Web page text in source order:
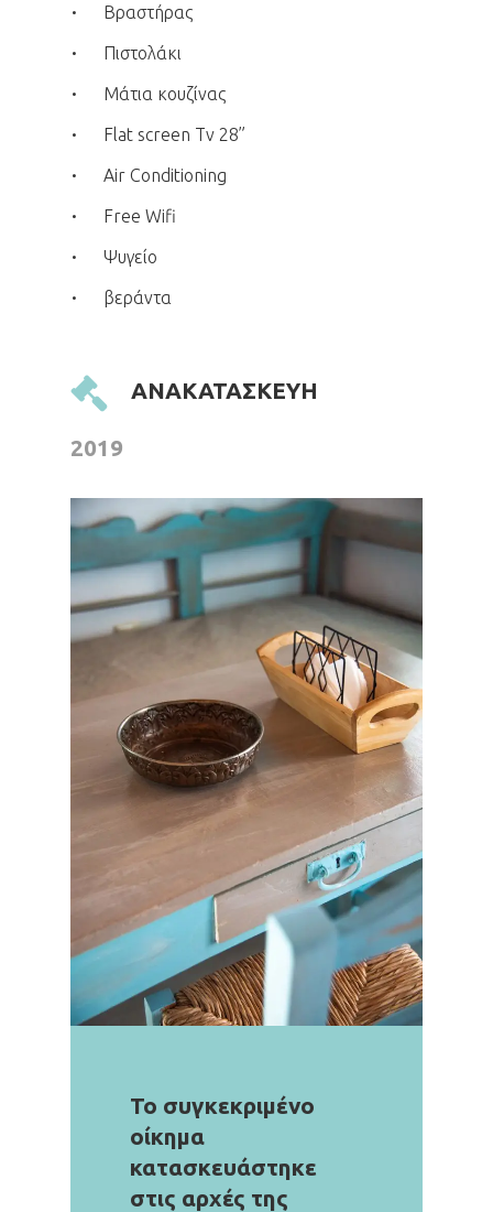
Βραστήρας
Πιστολάκι
Μάτια κουζίνας
Flat screen Tv 28”
Air Conditioning
Free Wifi
Ψυγείο
βεράντα
ΑΝΑΚΑΤΑΣΚΕΥΗ
2019
Το συγκεκριμένο
οίκημα
κατασκευάστηκε
στις αρχές της